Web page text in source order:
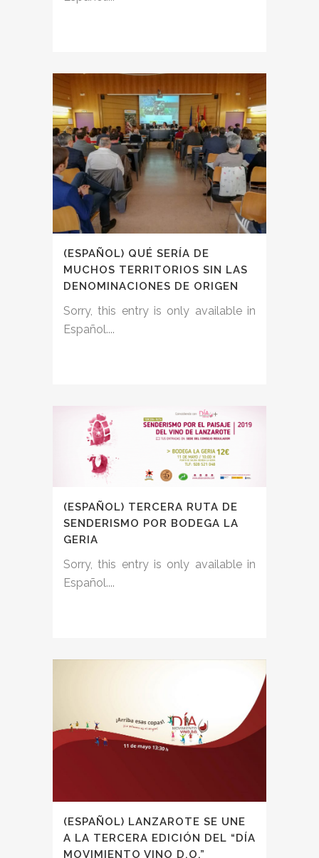
(ESPAÑOL) QUÉ SERÍA DE
MUCHOS TERRITORIOS SIN LAS
DENOMINACIONES DE ORIGEN
Sorry, this entry is only available in
Español....
(ESPAÑOL) TERCERA RUTA DE
SENDERISMO POR BODEGA LA
GERIA
Sorry, this entry is only available in
Español....
(ESPAÑOL) LANZAROTE SE UNE
A LA TERCERA EDICIÓN DEL “DÍA
MOVIMIENTO VINO D.O.”